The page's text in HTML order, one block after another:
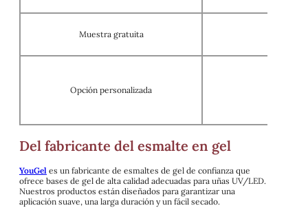
Muestra gratuita
Opción personalizada
Del fabricante del esmalte en gel
YouGel es un fabricante de esmaltes de gel de confianza que
ofrece bases de gel de alta calidad adecuadas para uñas UV/LED.
Nuestros productos están diseñados para garantizar una
aplicación suave, una larga duración y un fácil secado.